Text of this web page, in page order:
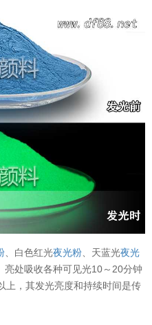
、白色红光夜光粉、天蓝光夜光
亮处吸收各种可见光10～20分钟
上，其发光亮度和持续时间是传